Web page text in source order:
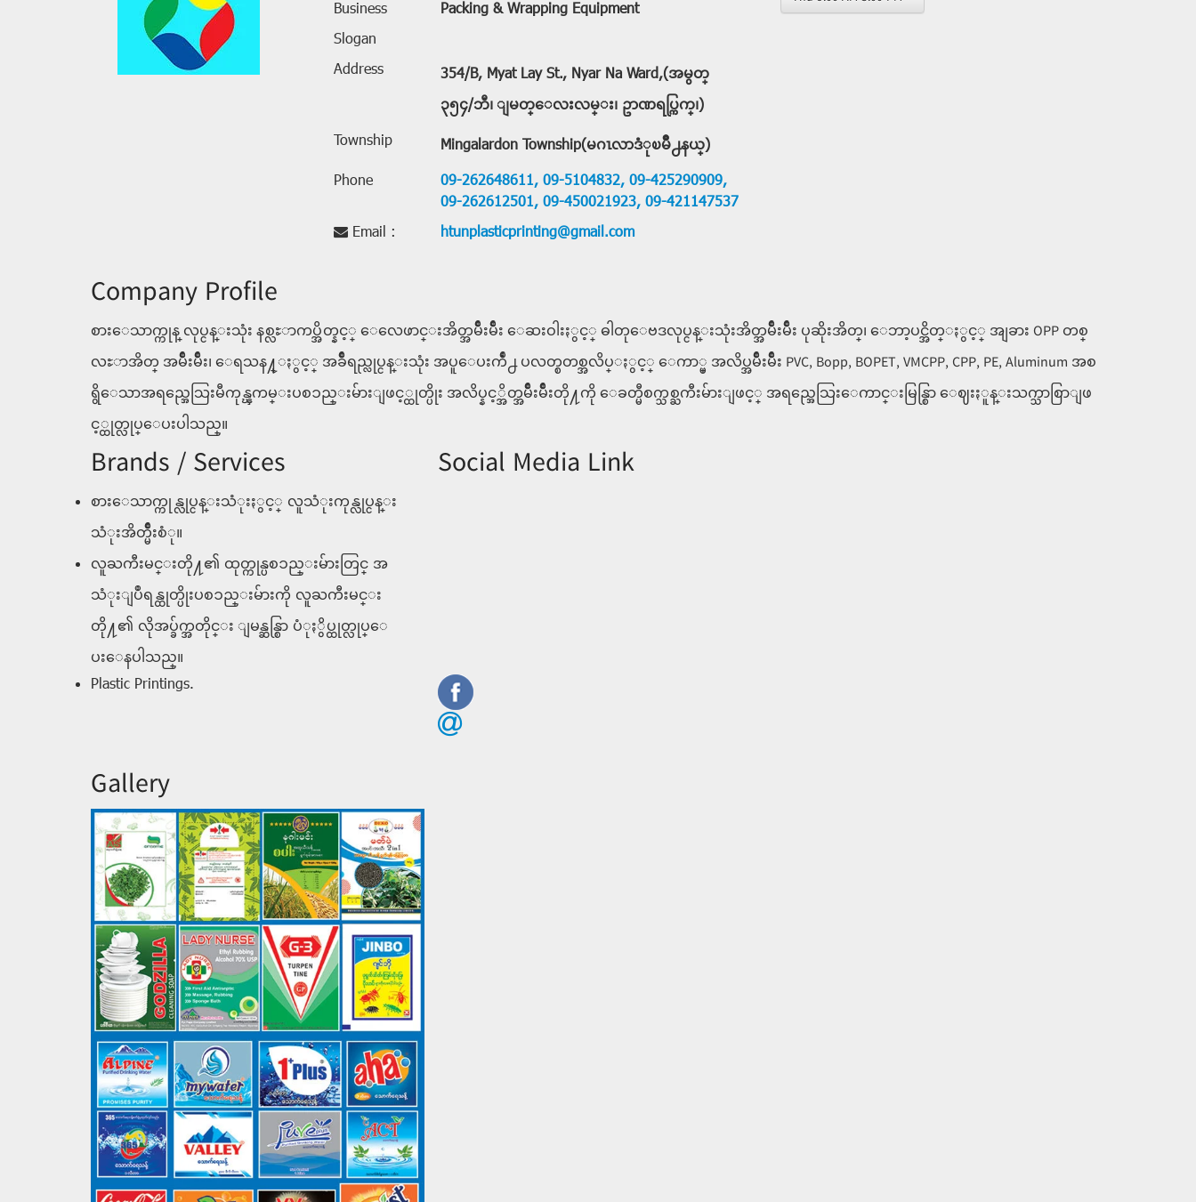
Business
Packing & Wrapping Equipment
Slogan
Address
354/B, Myat Lay St., Nyar Na Ward,(အမွတ္
၃၅၄/ဘီ၊ ျမတ္ေလးလမ္း၊ ဥာဏရပ္ကြက္၊)
Township
Mingalardon Township(မဂၤလာဒံုၿမိဳ႕နယ္)
Phone
09-262648611, 09-5104832, 09-425290909,
09-262612501, 09-450021923, 09-421147537
Email :
htunplasticprinting@gmail.com
Company Profile
စားေသာက္ကုန္ လုပ္ငန္းသုံး နစ္လႊာကပ္အိတ္နင့္ ေလေဖာင္းအိတ္အမ်ိဳးမ်ိဳး ေဆးဝါးႏွင့္ ဓါတုေဗဒလုပ္ငန္းသုံးအိတ္အမ်ိဳးမ်ိဳး ပုဆိုးအိတ္၊ ေဘာ့ပင္အိတ္ႏွင့္ အျခား OPP တစ္
လႊာအိတ္ အမ်ိဳးမ်ိဳး၊ ေရသန႔္ႏွင့္ အခ်ိဳရည္လုပ္ငန္းသုံး အပူေပးက်ဳံ႕ ပလတ္စတစ္အလိပ္ႏွင့္ ေကာ္ပ္ အလိပ္အမ်ိဳးမ်ိဳး PVC, Bopp, BOPET, VMCPP, CPP, PE, Aluminum အစ
ရွိေသာအရည္အေသြးမီကုန္ၾကမ္းပစၥည္းမ်ားျဖင့္ထုတ္ပိုး အလိပ္နင့္အိတ္အမ်ိဳးမ်ိဳးတို႔ကို ေခတ္မီစက္သစ္ႀကီးမ်ားျဖင့္ အရည္အေသြးေကာင္းမြန္စြာ ေဈးႏူန္းသက္သာစြာျဖ
င့္ထုတ္လုပ္ေပးပါသည္။
Brands / Services
စားေသာက္ကုန္လုပ္ငန္းသံုးႏွင့္ လူသံုးကုန္လုပ္ငန္း
သံုးအိတ္မ်ိဳးစံု။
လူႀကီးမင္းတို႔၏ ထုတ္ကုန္ပစၥည္းမ်ားတြင္ အ
သံုးျပဳရန္ထုတ္ပိုးပစၥည္းမ်ားကို လူႀကီးမင္း
တို႔၏ လိုအပ္ခ်က္အတိုင္း ျမန္ဆန္စြာ ပံုႏွိပ္ထုတ္လုပ္ေ
ပးေနပါသည္။
Plastic Printings.
Social Media Link
Gallery